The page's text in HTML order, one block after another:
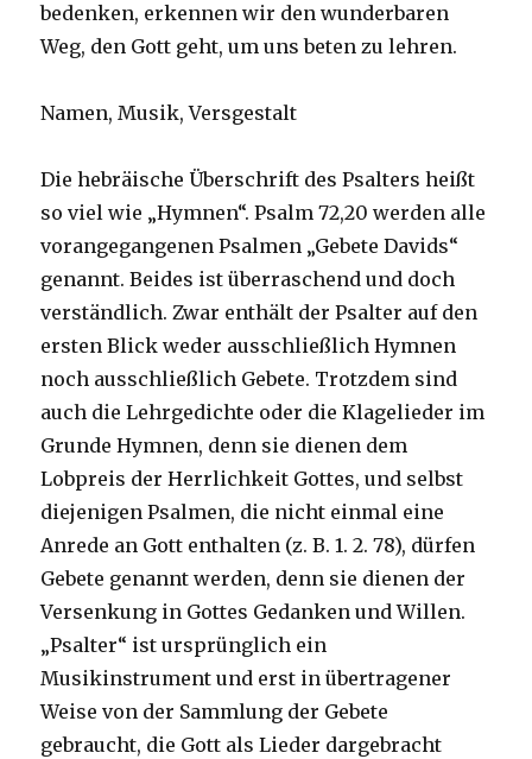
bedenken, erkennen wir den wunderbaren
Weg, den Gott geht, um uns beten zu lehren.
Namen, Musik, Versgestalt
Die hebräische Überschrift des Psalters heißt
so viel wie „Hymnen“. Psalm 72,20 werden alle
vorangegangenen Psalmen „Gebete Davids“
genannt. Beides ist überraschend und doch
verständlich. Zwar enthält der Psalter auf den
ersten Blick weder ausschließlich Hymnen
noch ausschließlich Gebete. Trotzdem sind
auch die Lehrgedichte oder die Klagelieder im
Grunde Hymnen, denn sie dienen dem
Lobpreis der Herrlichkeit Gottes, und selbst
diejenigen Psalmen, die nicht einmal eine
Anrede an Gott enthalten (z. B. 1. 2. 78), dürfen
Gebete genannt werden, denn sie dienen der
Versenkung in Gottes Gedanken und Willen.
„Psalter“ ist ursprünglich ein
Musikinstrument und erst in übertragener
Weise von der Sammlung der Gebete
gebraucht, die Gott als Lieder dargebracht